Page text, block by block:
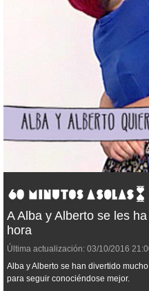
A Alba y Alberto se les
hora
Última actualización: 03/10/2016
Alba y Alberto se han divertido
para seguir conociéndose mejor.